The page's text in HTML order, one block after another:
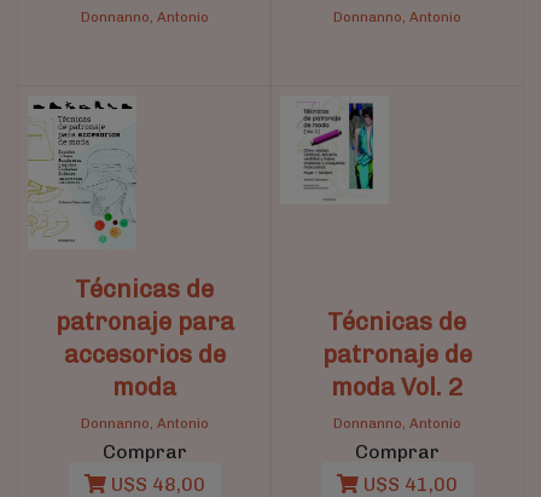
Donnanno, Antonio Donnanno, Antonio
Técnicas de
patronaje para
accesorios de
moda
Donnanno, Antonio
Comprar
U$S 48,00
Técnicas de
patronaje de
moda Vol. 2
Donnanno, Antonio
Comprar
U$S 41,00